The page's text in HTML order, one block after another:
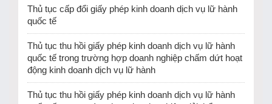
Thủ tục cấp đổi giấy phép kinh doanh dịch vụ lữ hành
quốc tế
Thủ tục thu hồi giấy phép kinh doanh dịch vụ lữ hành
quốc tế trong trường hợp doanh nghiệp chấm dứt hoạt
động kinh doanh dịch vụ lữ hành
Thủ tục thu hồi giấy phép kinh doanh dịch vụ lữ hành